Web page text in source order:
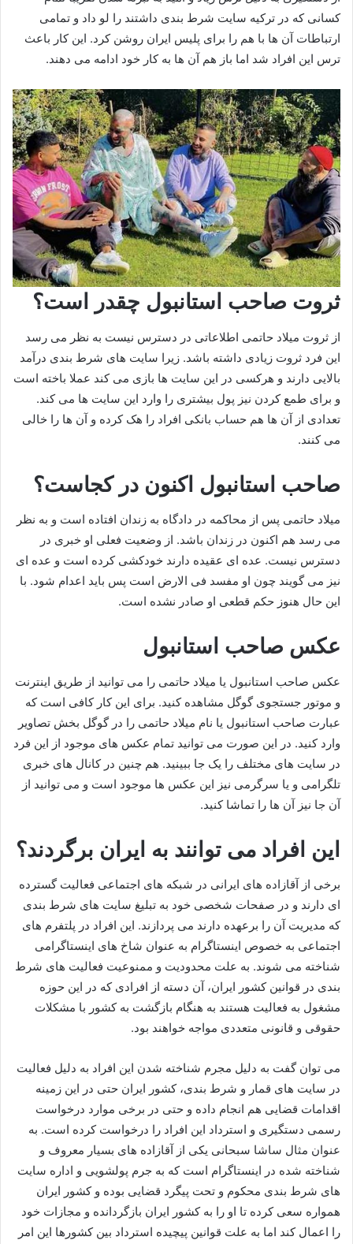
کسانی که در ترکیه سایت شرط بندی داشتند را لو داد و تمامی
ارتباطات آن ها با هم را برای پلیس ایران روشن کرد. این کار باعث
ترس این افراد شد اما باز هم آن ها به کار خود ادامه می دهند.
ثروت صاحب استانبول چقدر است؟
از ثروت میلاد حاتمی اطلاعاتی در دسترس نیست به نظر می رسد
این فرد ثروت زیادی داشته باشد. زیرا سایت های شرط بندی درآمد
بالایی دارند و هرکسی در این سایت ها بازی می کند عملا باخته است
و برای طمع کردن نیز پول بیشتری را وارد این سایت ها می کند.
تعدادی از آن ها هم حساب بانکی افراد را هک کرده و آن ها را خالی
می کنند.
صاحب استانبول اکنون در کجاست؟
میلاد حاتمی پس از محاکمه در دادگاه به زندان افتاده است و به نظر
می رسد هم اکنون در زندان باشد. از وضعیت فعلی او خبری در
دسترس نیست. عده ای عقیده دارند خودکشی کرده است و عده ای
نیز می گویند چون او مفسد فی الارض است پس باید اعدام شود. با
این حال هنوز حکم قطعی او صادر نشده است.
عکس صاحب استانبول
عکس صاحب استانبول یا میلاد حاتمی را می توانید از طریق اینترنت
و موتور جستجوی گوگل مشاهده کنید. برای این کار کافی است که
عبارت صاحب استانبول یا نام میلاد حاتمی را در گوگل بخش تصاویر
وارد کنید. در این صورت می توانید تمام عکس های موجود از این فرد
در سایت های مختلف را یک جا ببینید. هم چنین در کانال های خبری
تلگرامی و یا سرگرمی نیز این عکس ها موجود است و می توانید از
آن جا نیز آن ها را تماشا کنید.
این افراد می توانند به ایران برگردند؟
برخی از آقازاده های ایرانی در شبکه های اجتماعی فعالیت گسترده
ای دارند و در صفحات شخصی خود به تبلیغ سایت های شرط بندی
که مدیریت آن را برعهده دارند می پردازند. این افراد در پلتفرم های
اجتماعی به خصوص اینستاگرام به عنوان شاخ های اینستاگرامی
شناخته می شوند. به علت محدودیت و ممنوعیت فعالیت های شرط
بندی در قوانین کشور ایران، آن دسته از افرادی که در این حوزه
مشغول به فعالیت هستند به هنگام بازگشت به کشور با مشکلات
حقوقی و قانونی متعددی مواجه خواهند بود.
می توان گفت به دلیل مجرم شناخته شدن این افراد به دلیل فعالیت
در سایت های قمار و شرط بندی، کشور ایران حتی در این زمینه
اقدامات قضایی هم انجام داده و حتی در برخی موارد درخواست
رسمی دستگیری و استرداد این افراد را درخواست کرده است. به
عنوان مثال ساشا سبحانی یکی از آقازاده های بسیار معروف و
شناخته شده در اینستاگرام است که به جرم پولشویی و اداره سایت
های شرط بندی محکوم و تحت پیگرد قضایی بوده و کشور ایران
همواره سعی کرده تا او را به کشور ایران بازگردانده و مجازات خود
را اعمال کند اما به علت قوانین پیچیده استرداد بین کشورها این امر